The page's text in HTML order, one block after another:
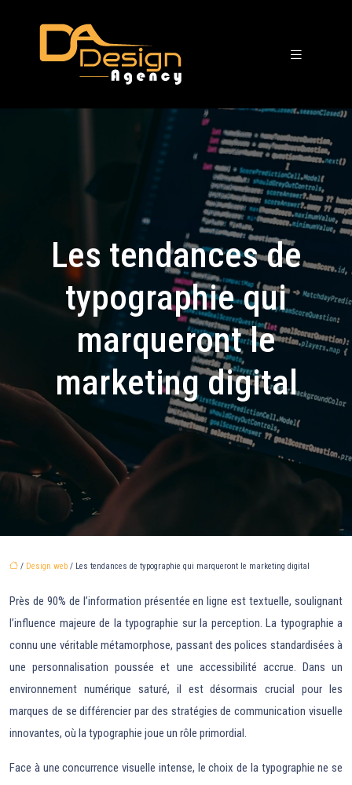
Les tendances de
typographie qui
marqueront le
marketing digital
/ Design web / Les tendances de typographie qui marqueront le marketing digital
Près de 90% de l’information présentée en ligne est textuelle, soulignant
l’influence majeure de la typographie sur la perception. La typographie a
connu une véritable métamorphose, passant des polices standardisées à
une personnalisation poussée et une accessibilité accrue. Dans un
environnement numérique saturé, il est désormais crucial pour les
marques de se différencier par des stratégies de communication visuelle
innovantes, où la typographie joue un rôle primordial.
Face à une concurrence visuelle intense, le choix de la typographie ne se